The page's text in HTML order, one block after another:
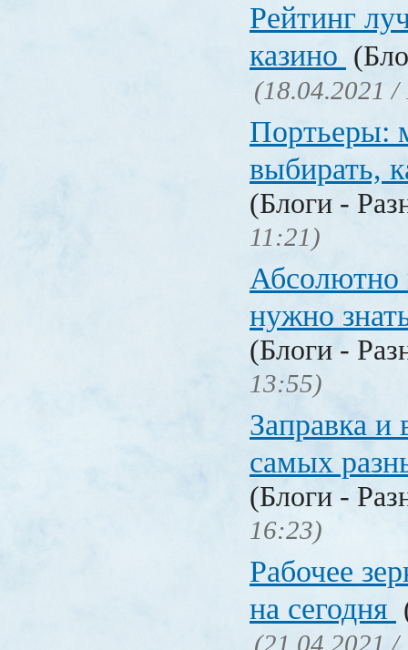
Рейтинг
казино
(18.04.2021 /
Портьеры:
выбирать,
(Блоги -
11:21)
Абсолютно
нужно
(Блоги -
13:55)
Заправка и
самых
(Блоги -
16:23)
Рабочее
на сегодня
(21.04.2021 /